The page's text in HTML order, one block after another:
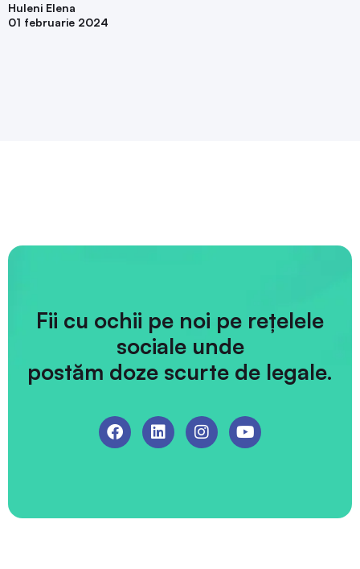
Huleni Elena
01 februarie 2024
Fii cu ochii pe noi pe rețelele
sociale unde
postăm doze scurte de legale.